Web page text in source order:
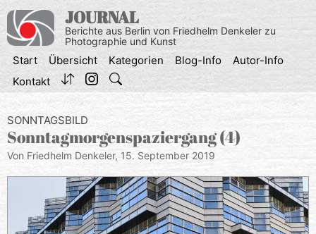
Inhalt
springen
JOURNAL
Berichte aus Berlin von Friedhelm Denkeler zu
Photographie und Kunst
Start Übersicht Kategorien Blog-Info
Autor-Info
Kontakt
SONNTAGSBILD
Sonntagmorgenspaziergang (4)
Von Friedhelm Denkeler, 15. September 2019